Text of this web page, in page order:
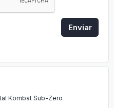
Enviar
Kombat Sub-Zero